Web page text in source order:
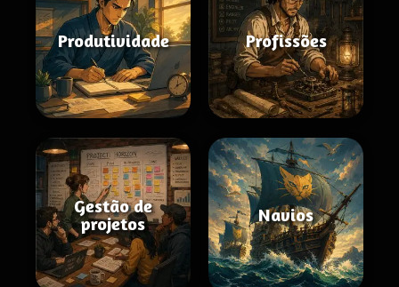
Produtividade Profissões
Gestão de
projetos
Navios